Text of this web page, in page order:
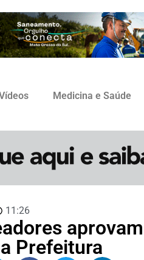
Medicina e Saúde
11:26
Prefeitura